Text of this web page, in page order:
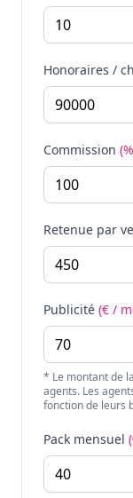
Honoraires /
Commission
Retenue par
Publicité (€ /
* Le montant de
agents. Les
fonction de leurs
Pack mensuel